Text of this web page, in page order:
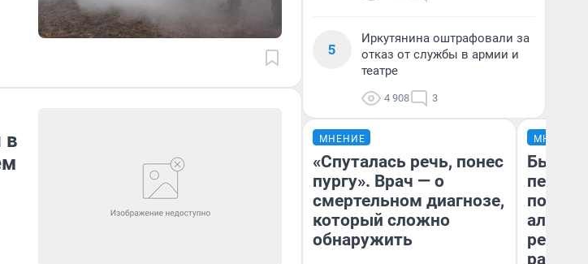
в
5
Иркутянина оштрафовали за
отказ от службы в армии и
театре
4 908 3
МНЕНИЕ
«Спуталась речь, понес
пургу». Врач — о
смертельном диагнозе,
который сложно
обнаружить
МНЕНИЕ
Был
разбор